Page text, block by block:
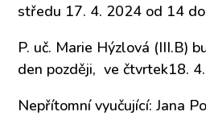
středu 17. 4. 2024 od 14
P. uč. Marie Hýzlová (III.B)
den později, ve čtvrtek18. 4.
Nepřítomní vyučující: Jana